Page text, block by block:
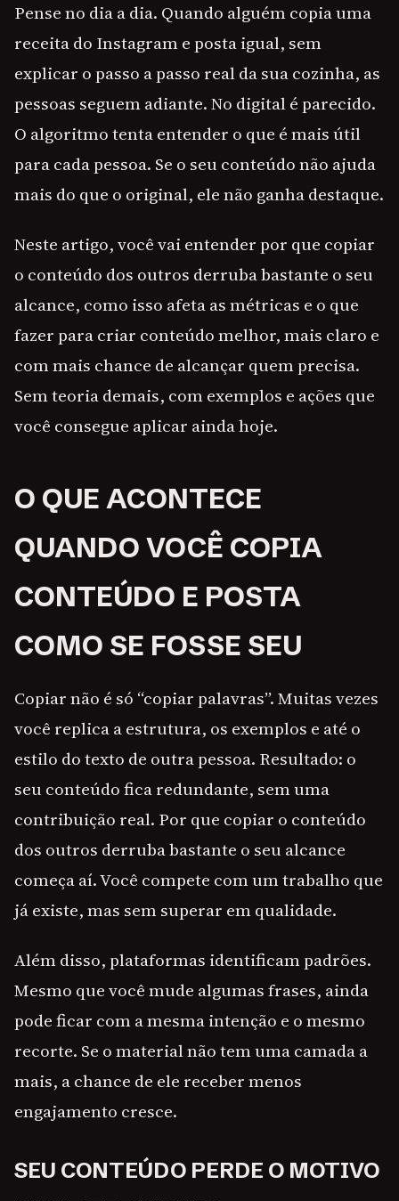
Pense no dia a dia. Quando alguém copia uma
receita do Instagram e posta igual, sem
explicar o passo a passo real da sua cozinha, as
pessoas seguem adiante. No digital é parecido.
O algoritmo tenta entender o que é mais útil
para cada pessoa. Se o seu conteúdo não ajuda
mais do que o original, ele não ganha destaque.
Neste artigo, você vai entender por que copiar
o conteúdo dos outros derruba bastante o seu
alcance, como isso afeta as métricas e o que
fazer para criar conteúdo melhor, mais claro e
com mais chance de alcançar quem precisa.
Sem teoria demais, com exemplos e ações que
você consegue aplicar ainda hoje.
O QUE ACONTECE
QUANDO VOCÊ COPIA
CONTEÚDO E POSTA
COMO SE FOSSE SEU
Copiar não é só “copiar palavras”. Muitas vezes
você replica a estrutura, os exemplos e até o
estilo do texto de outra pessoa. Resultado: o
seu conteúdo fica redundante, sem uma
contribuição real. Por que copiar o conteúdo
dos outros derruba bastante o seu alcance
começa aí. Você compete com um trabalho que
já existe, mas sem superar em qualidade.
Além disso, plataformas identificam padrões.
Mesmo que você mude algumas frases, ainda
pode ficar com a mesma intenção e o mesmo
recorte. Se o material não tem uma camada a
mais, a chance de ele receber menos
engajamento cresce.
SEU CONTEÚDO PERDE O MOTIVO